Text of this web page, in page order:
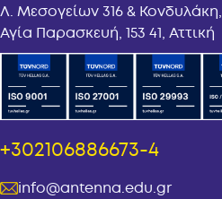
Λ. Μεσογείων 316 & Κονδυλάκη,
Αγία Παρασκευή, 153 41, Αττική
+302106886673-4
info@antenna.edu.gr